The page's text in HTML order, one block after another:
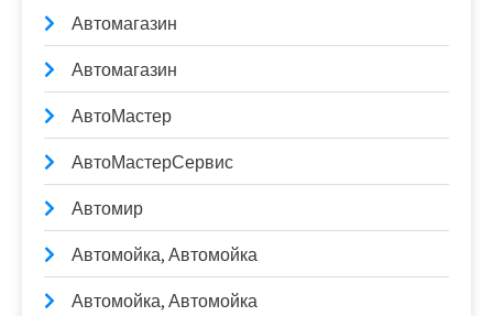
Автомагазин
Автомагазин
АвтоМастер
АвтоМастерСервис
Автомир
Автомойка, Автомойка
Автомойка, Автомойка